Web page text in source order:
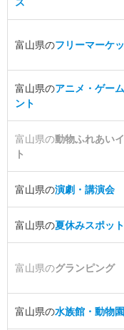
富山県のフリーマーケ
富山県のアニメ・ゲー
ント
富山県の動物ふれあい
ト
富山県の演劇・講演会
富山県の夏休みスポット
富山県のグランピング
富山県の水族館・動物園